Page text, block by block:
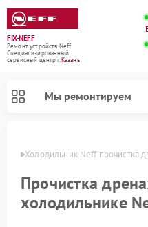
FIX-NEFF
Ремонт устройств Neff
Специализированный
cервисный центр г.Казань
Мы ремонтируем
Холодильник Neff прочистка
Прочистка
холодильнике